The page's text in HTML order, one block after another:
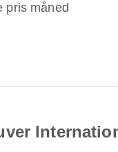
pris måned